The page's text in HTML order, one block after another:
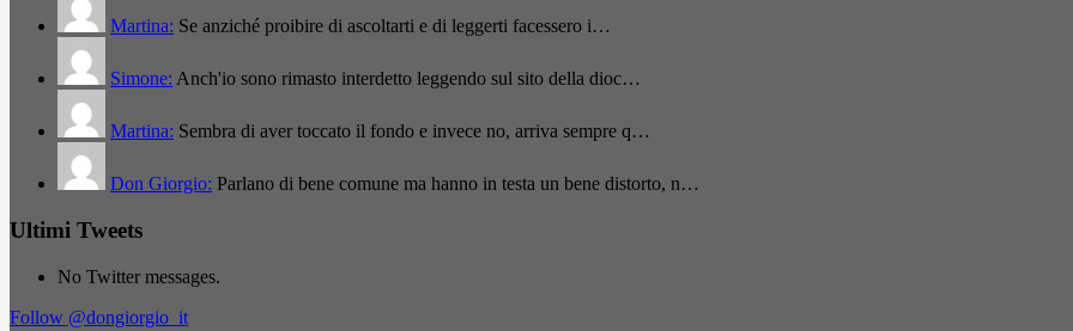
Martina: Se anziché proibire di ascoltarti e di leggerti facessero i…
Simone: Anch'io sono rimasto interdetto leggendo sul sito della dioc…
Martina: Sembra di aver toccato il fondo e invece no, arriva sempre q…
Don Giorgio: Parlano di bene comune ma hanno in testa un bene distorto, n…
Ultimi Tweets
No Twitter messages.
Follow @dongiorgio_it